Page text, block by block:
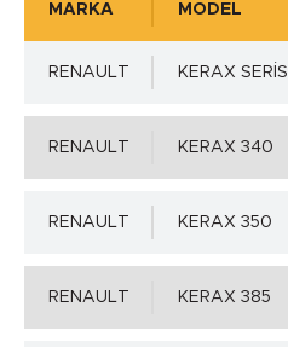
Çalışma Basıncı
1.00 MPa
MARKA MODEL
RENAULT KERAX SERİSİ
RENAULT KERAX 340
RENAULT KERAX 350
RENAULT KERAX 385